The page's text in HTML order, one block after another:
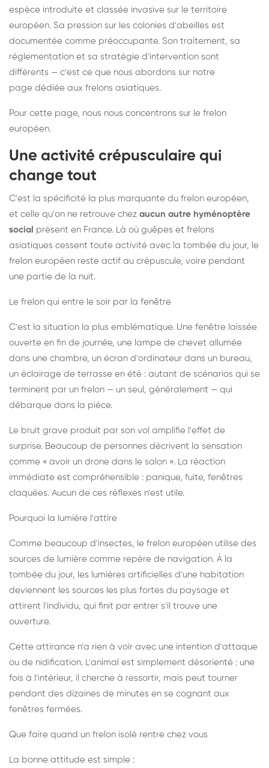
espèce introduite et classée invasive sur le territoire
européen. Sa pression sur les colonies d'abeilles est
documentée comme préoccupante. Son traitement, sa
réglementation et sa stratégie d'intervention sont
différents — c'est ce que nous abordons sur notre
page dédiée aux frelons asiatiques.
Pour cette page, nous nous concentrons sur le frelon
européen.
Une activité crépusculaire qui
change tout
C'est la spécificité la plus marquante du frelon européen,
et celle qu'on ne retrouve chez aucun autre hyménoptère
social présent en France. Là où guêpes et frelons
asiatiques cessent toute activité avec la tombée du jour, le
frelon européen reste actif au crépuscule, voire pendant
une partie de la nuit.
Le frelon qui entre le soir par la fenêtre
C'est la situation la plus emblématique. Une fenêtre laissée
ouverte en fin de journée, une lampe de chevet allumée
dans une chambre, un écran d'ordinateur dans un bureau,
un éclairage de terrasse en été : autant de scénarios qui se
terminent par un frelon — un seul, généralement — qui
débarque dans la pièce.
Le bruit grave produit par son vol amplifie l'effet de
surprise. Beaucoup de personnes décrivent la sensation
comme « avoir un drone dans le salon ». La réaction
immédiate est compréhensible : panique, fuite, fenêtres
claquées. Aucun de ces réflexes n'est utile.
Pourquoi la lumière l'attire
Comme beaucoup d'insectes, le frelon européen utilise des
sources de lumière comme repère de navigation. À la
tombée du jour, les lumières artificielles d'une habitation
deviennent les sources les plus fortes du paysage et
attirent l'individu, qui finit par entrer s'il trouve une
ouverture.
Cette attirance n'a rien à voir avec une intention d'attaque
ou de nidification. L'animal est simplement désorienté : une
fois à l'intérieur, il cherche à ressortir, mais peut tourner
pendant des dizaines de minutes en se cognant aux
fenêtres fermées.
Que faire quand un frelon isolé rentre chez vous
La bonne attitude est simple :